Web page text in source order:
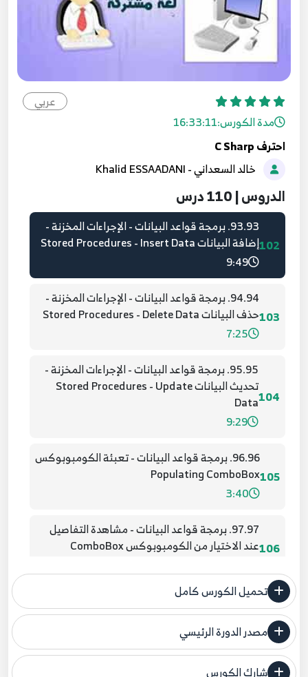
عربي
مدة الكورس:16:33:11
احترف C Sharp
خالد السعداني - Khalid ESSAADANI
الدروس | 110 درس
90.90.برمجة قواعد البيانات - New, Add, Edit,
Delete باستخدام SqlCommandBuilder
10:59
100
91.91. برمجة قواعد البيانات - الإجراءات المخزنة -
الإنشاء Stored Procedures - Creation
10:48
101
92.92. برمجة قواعد البيانات - الإجراءات المخزنة -
جلب البيانات Stored Procedures - Select Data
6:11
102
93.93. برمجة قواعد البيانات - الإجراءات المخزنة -
إضافة البيانات Stored Procedures - Insert Data
9:49
103
94.94. برمجة قواعد البيانات - الإجراءات المخزنة -
حذف البيانات Stored Procedures - Delete Data
7:25
104
95.95. برمجة قواعد البيانات - الإجراءات المخزنة -
تحديث البيانات Stored Procedures - Update
Data
9:29
105
96.96. برمجة قواعد البيانات - تعبئة الكومبوبوكس
Populating ComboBox
3:40
106
97.97. برمجة قواعد البيانات - مشاهدة التفاصيل
عند الاختيار من الكومبوبوكس ComboBox
107
98.98. برمجة قواعد البيانات - إنشاء نسخة
احتياطية لقاعدة البيانات Backup Database to
Disk
6:58
تحميل الكورس كامل
مصدر الدورة الرئيسي
فنحن لا ندعي ملكية أي دورة ولهذا نضع المصدر الأصلي لكم
شارك الكورس